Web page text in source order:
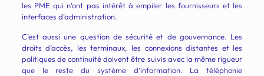
les PME qui n’ont pas intérêt à empiler les fournisseurs et les
interfaces d’administration.
C’est aussi une question de sécurité et de gouvernance. Les
droits d’accès, les terminaux, les connexions distantes et les
politiques de continuité doivent être suivis avec la même rigueur
que le reste du système d’information. La téléphonie